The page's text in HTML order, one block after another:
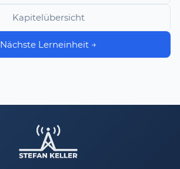
Kapitelübersicht
Nächste Lerneinheit →